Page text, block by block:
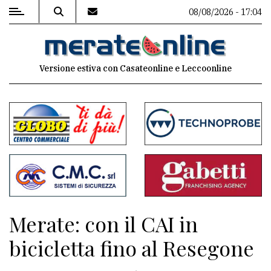
MENU
commenti
Contenuti
del
sito
Associazioni
Meteo
08/08/2026 - 17:04
Versione estiva con Casateonline e Leccoonline
Merate: con il CAI in
bicicletta fino al Resegone